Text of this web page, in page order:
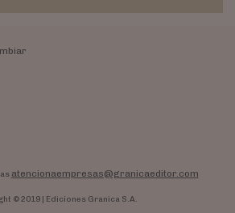
atencionaempresas@granicaeditor.com
© 2019 | Ediciones Granica S.A.